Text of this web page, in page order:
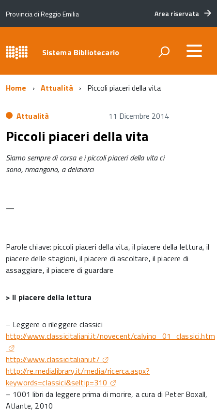
Provincia di Reggio Emilia Area riservata
Sistema Bibliotecario
Home Attualità Piccoli piaceri della vita
Attualità 11 Dicembre 2014
Piccoli piaceri della vita
Siamo sempre di corsa e i piccoli piaceri della vita ci
sono, rimangono, a deliziarci
—
Parole chiave: piccoli piaceri della vita, il piacere della lettura, il
piacere delle stagioni, il piacere di ascoltare, il piacere di
assaggiare, il piacere di guardare
> Il piacere della lettura
– Leggere o rileggere classici
http://www.classicitaliani.it/novecent/calvino_01_classici.htm
http://www.classicitaliani.it/
http://re.medialibrary.it/media/ricerca.aspx?
keywords=classici&seltip=310
– 1001 libri da leggere prima di morire, a cura di Peter Boxall,
Atlante, 2010